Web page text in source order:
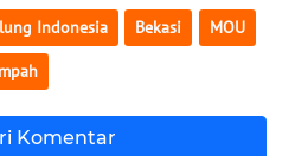
Indonesia Bekasi MOU
Komentar